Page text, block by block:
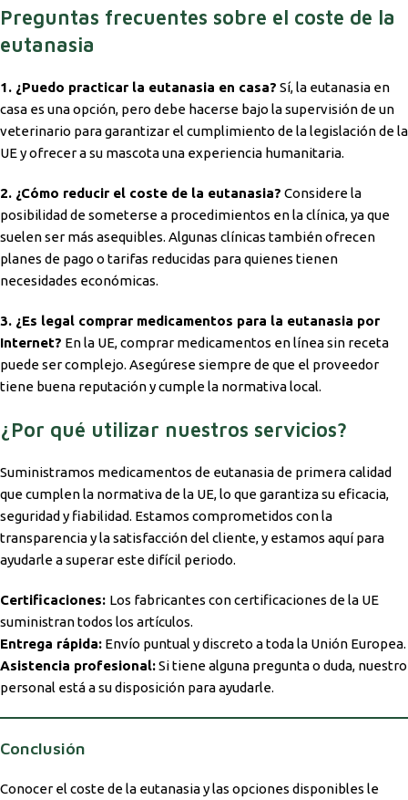
Preguntas frecuentes sobre el coste de la
eutanasia
1. ¿Puedo practicar la eutanasia en casa? Sí, la eutanasia en
casa es una opción, pero debe hacerse bajo la supervisión de un
veterinario para garantizar el cumplimiento de la legislación de la
UE y ofrecer a su mascota una experiencia humanitaria.
2. ¿Cómo reducir el coste de la eutanasia? Considere la
posibilidad de someterse a procedimientos en la clínica, ya que
suelen ser más asequibles. Algunas clínicas también ofrecen
planes de pago o tarifas reducidas para quienes tienen
necesidades económicas.
3. ¿Es legal comprar medicamentos para la eutanasia por
Internet? En la UE, comprar medicamentos en línea sin receta
puede ser complejo. Asegúrese siempre de que el proveedor
tiene buena reputación y cumple la normativa local.
¿Por qué utilizar nuestros servicios?
Suministramos medicamentos de eutanasia de primera calidad
que cumplen la normativa de la UE, lo que garantiza su eficacia,
seguridad y fiabilidad. Estamos comprometidos con la
transparencia y la satisfacción del cliente, y estamos aquí para
ayudarle a superar este difícil periodo.
Certificaciones: Los fabricantes con certificaciones de la UE
suministran todos los artículos.
Entrega rápida: Envío puntual y discreto a toda la Unión Europea.
Asistencia profesional:Si tiene alguna pregunta o duda, nuestro
personal está a su disposición para ayudarle.
Conclusión
Conocer el coste de la eutanasia y las opciones disponibles le